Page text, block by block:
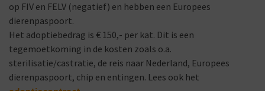
op FIV en FELV (negatief) en hebben een Europees
dierenpaspoort.
Het adoptiebedrag is € 150,- per kat. Dit is een
tegemoetkoming in de kosten zoals o.a.
sterilisatie/castratie, de reis naar Nederland, Europees
dierenpaspoort, chip en entingen. Lees ook het